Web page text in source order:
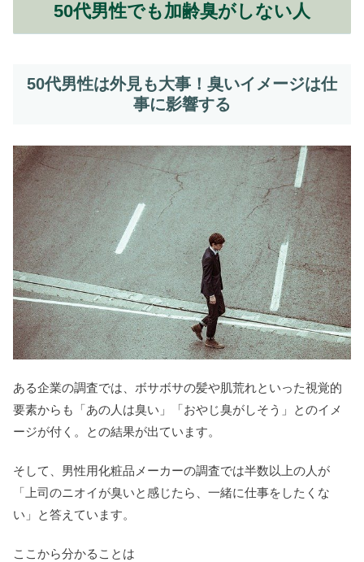
50代男性でも加齢臭がしない人
50代男性は外見も大事！臭いイメージは仕
事に影響する
ある企業の調査では、ボサボサの髪や肌荒れといった視覚的
要素からも「あの人は臭い」「おやじ臭がしそう」とのイメ
ージが付く。との結果が出ています。
そして、男性用化粧品メーカーの調査では半数以上の人が
「上司のニオイが臭いと感じたら、一緒に仕事をしたくな
い」と答えています。
ここから分かることは